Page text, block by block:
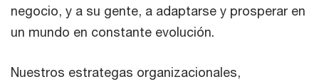
negocio, y a su gente, a adaptarse y prosperar en
un mundo en constante evolución.
Nuestros estrategas organizacionales,